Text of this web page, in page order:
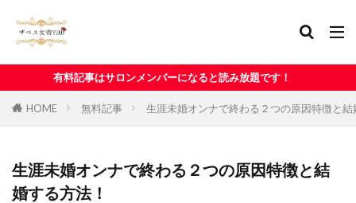
ロンメンバーになると読み放題です！
HOME 無料記事 生涯未婚オンナで終わる２つの原因特徴と
生涯未婚オンナで終わる２つの原因特徴と結
婚する方法！